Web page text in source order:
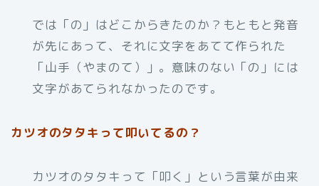
では「の」はどこからきたのか？もともと発音
が先にあって、それに文字をあてて作られた
「山手（やまのて）」。意味のない「の」には
文字があてられなかったのです。
カツオのタタキって叩いてるの？
カツオのタタキって「叩く」という言葉が由来